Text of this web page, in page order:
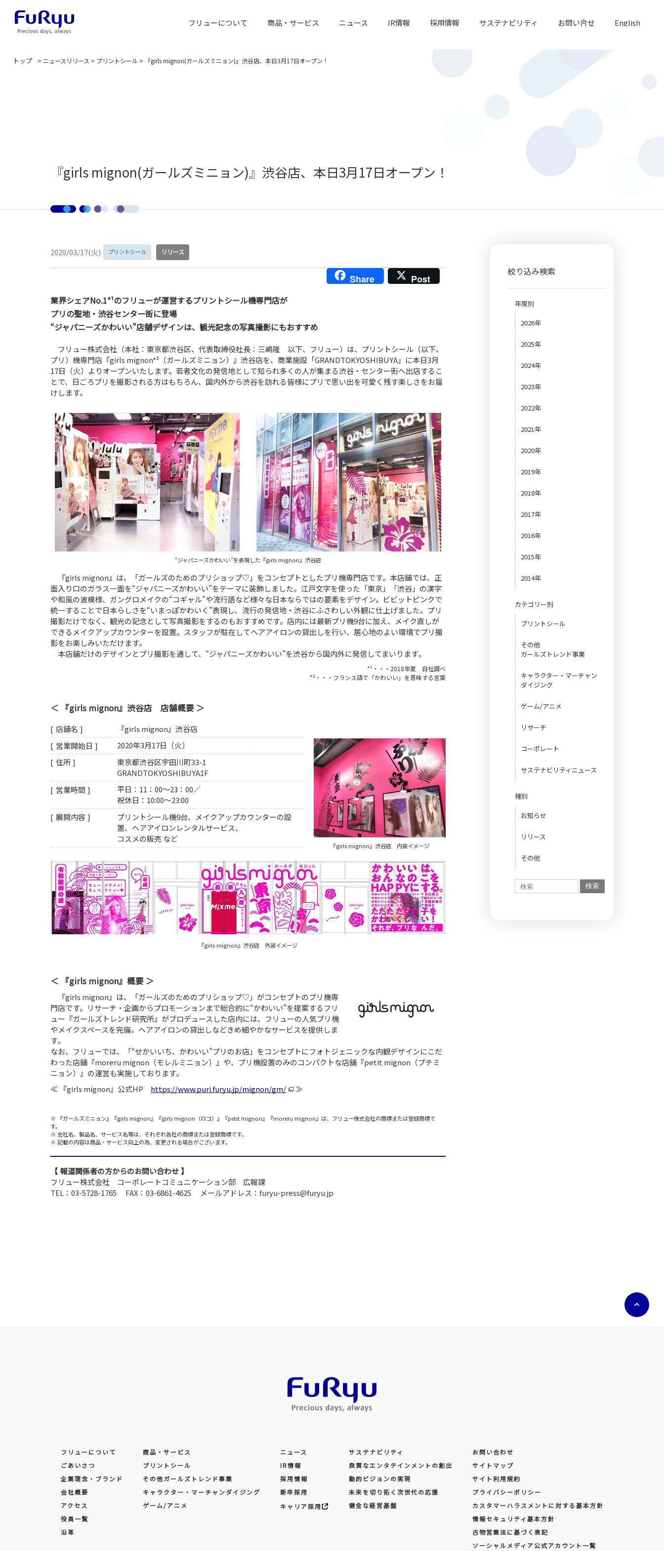
フリューについて 商品・サービス ニュース IR情報 採用情報 サステナビリティ お問い合せ English
トップ > ニュースリリース > プリントシール > 『girls mignon(ガールズミニョン)』渋谷店、本日3月17日オープン！
『girls mignon(ガールズミニョン)』渋谷店、本日3月17日オープン！
2020/03/17(火) プリントシール リリース
Share Post
業界シェアNo.1*¹のフリューが運営するプリントシール機専門店が
プリの聖地・渋谷センター街に登場
“ジャパニーズかわいい”店舗デザインは、観光記念の写真撮影にもおすすめ
フリュー株式会社（本社：東京都渋谷区、代表取締役社長：三嶋隆 以下、フリュー）は、プリントシール（以下、
プリ）機専門店『girls mignon*²（ガールズミニョン）』渋谷店を、商業施設「GRANDTOKYOSHIBUYA」に本日3月
17日（火）よりオープンいたします。若者文化の発信地として知られ多くの人が集まる渋谷・センター街へ出店するこ
とで、日ごろプリを撮影される方はもちろん、国内外から渋谷を訪れる皆様にプリで思い出を可愛く残す楽しさをお届
けします。
“ジャパニーズかわいい”を表現した『girls mignon』渋谷店
『girls mignon』は、「ガールズのためのプリショップ♡」をコンセプトとしたプリ機専門店です。本店舗では、正
面入り口のガラス一面を“ジャパニーズかわいい”をテーマに装飾しました。江戸文字を使った「東京」「渋谷」の漢字
や和風の波模様、ガングロメイクの“コギャル”や流行語など様々な日本ならではの要素をデザイン。ビビットピンクで
統一することで日本らしさを“いまっぽかわいく”表現し、流行の発信地・渋谷にふさわしい外観に仕上げました。プリ
撮影だけでなく、観光の記念として写真撮影をするのもおすすめです。店内には最新プリ機9台に加え、メイク直しが
できるメイクアップカウンターを設置。スタッフが駐在してヘアアイロンの貸出しを行い、居心地のよい環境でプリ撮
影をお楽しみいただけます。
本店舗だけのデザインとプリ撮影を通して、“ジャパニーズかわいい”を渋谷から国内外に発信してまいります。
*¹・・・2018年夏 自社調べ
*²・・・フランス語で「かわいい」を意味する言葉
『girls mignon』渋谷店 店舗概要
店舗名
『girls mignon』渋谷店
営業開始日
2020年3月17日（火）
住所
東京都渋谷区宇田川町33-1
GRANDTOKYOSHIBUYA1F
営業時間
平日：11：00～23：00／
祝休日：10:00～23:00
展開内容
プリントシール機9台、メイクアップカウンターの設
置、ヘアアイロンレンタルサービス、
コスメの販売 など
『girls mignon』渋谷店 内装イメージ
『girls mignon』渋谷店 外装イメージ
『girls mignon』概要
『girls mignon』は、「ガールズのためのプリショップ♡」がコンセプトのプリ機専
門店です。リサーチ・企画からプロモーションまで総合的に“かわいい”を提案するフリ
ュー『ガールズトレンド研究所』がプロデュースした店内には、フリューの人気プリ機
やメイクスペースを完備。ヘアアイロンの貸出しなどきめ細やかなサービスを提供しま
す。
なお、フリューでは、「“せかいいち、かわいい”プリのお店」をコンセプトにフォトジェニックな内観デザインにこだ
わった店舗『moreru mignon（モレルミニョン）』や、プリ機設置のみのコンパクトな店舗『petit mignon（プチミ
ニョン）』の運営も実施しております。
『girls mignon』公式HP https://www.puri.furyu.jp/mignon/gm/
『ガールズミニョン』『girls mignon』『girls mignon（ロゴ）』『petit mignon』『moreru mignon』は、フリュー株式会社の商標または登録商標で
す。
会社名、製品名、サービス名等は、それぞれ各社の商標または登録商標です。
記載の内容は商品・サービス向上の為、変更される場合がございます。
報道関係者の方からのお問い合わせ
フリュー株式会社 コーポレートコミュニケーション部 広報課
TEL：03-5728-1765
FAX：03-6861-4625 メールアドレス：furyu-press@furyu.jp
絞り込み検索
年度別
2026年
2025年
2024年
2023年
2022年
2021年
2020年
2019年
2018年
2017年
2016年
2015年
2014年
カテゴリー別
プリントシール
その他
ガールズトレンド事業
キャラクター・マーチャン
ダイジング
ゲーム/アニメ
リサーチ
コーポレート
サステナビリティニュース
種別
お知らせ
リリース
その他
フリューについて
ごあいさつ
企業理念・ブランド
会社概要
アクセス
役員一覧
沿革
商品・サービス
プリントシール
その他ガールズトレンド事業
キャラクター・マーチャンダイジング
ゲーム/アニメ
ニュース
IR情報
採用情報
新卒採用
キャリア採用
サステナビリティ
良質なエンタテインメントの創出
動的ビジョンの実現
未来を切り拓く次世代の応援
健全な経営基盤
お問い合わせ
サイトマップ
サイト利用規約
プライバシーポリシー
カスタマーハラスメントに対する基本方針
情報セキュリティ基本方針
古物営業法に基づく表記
ソーシャルメディア公式アカウント一覧